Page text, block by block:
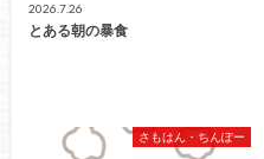
2026.7.26
とある朝の暴食
さもはん・ちんぽー